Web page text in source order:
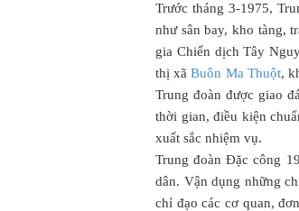
Trước tháng 3-1975,
như sân bay, kho tàng,
gia Chiến dịch Tây
thị xãBuôn Ma Thuột,
Trung đoàn được giao
thời gian, điều kiện
xuất sắc nhiệm vụ.
Trung đoàn Đặc công
dân. Vận dụng những
chỉ đạo các cơ quan,